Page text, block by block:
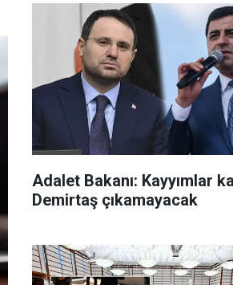
Adalet Bakanı: Kayyımlar
Demirtaş çıkamayacak